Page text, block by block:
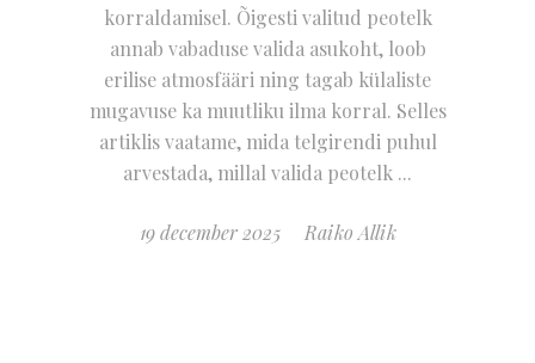
korraldamisel. Õigesti valitud peotelk
annab vabaduse valida asukoht, loob
erilise atmosfääri ning tagab külaliste
mugavuse ka muutliku ilma korral. Selles
artiklis vaatame, mida telgirendi puhul
arvestada, millal valida peotelk
19 december 2025 Raiko Allik